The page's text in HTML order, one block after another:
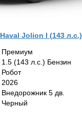
Haval Jolion I (143 л.с.)
Премиум
1.5 (143 л.с.) Бензин
Робот
2026
Внедорожник 5 дв.
Черный